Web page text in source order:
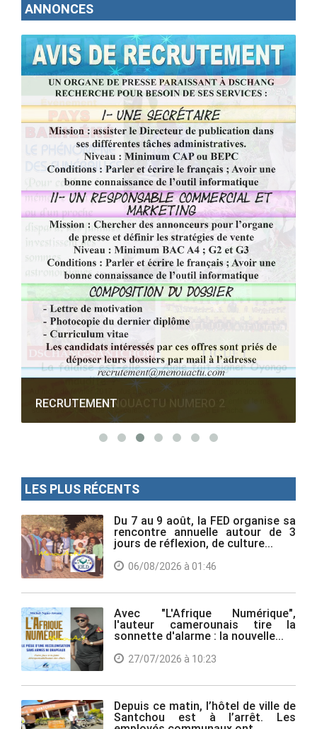
ANNONCES
RECRUTEMENT
LES PLUS RÉCENTS
Du 7 au 9 août, la FED organise sa
rencontre annuelle autour de 3
jours de réflexion, de culture...
06/08/2026 à 01:46
Avec "L'Afrique Numérique",
l'auteur camerounais tire la
sonnette d'alarme : la nouvelle...
27/07/2026 à 10:23
Depuis ce matin, l’hôtel de ville de
Santchou est à l’arrêt. Les